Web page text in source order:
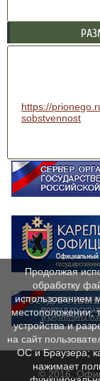
https://
sobstvennost
© 2016.
Продолжая
обработку
использованием
местоположении;
устройства и
на сайт
ОС и Браузера;
нажимает